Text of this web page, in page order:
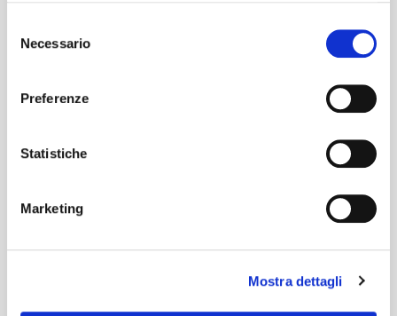
delNecessario
Preferenze
Statistiche
Marketing
Mostra dettagli